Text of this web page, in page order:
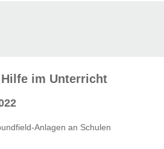
im Unterricht
Anlagen an Schulen